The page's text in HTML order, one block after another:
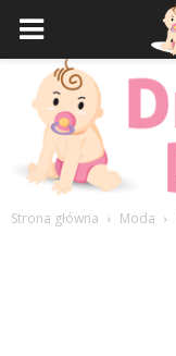
Strona główna Moda